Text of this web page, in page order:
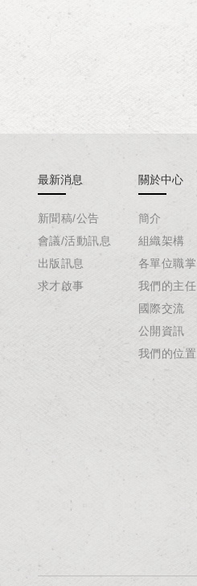
最新消息
新聞稿/公告
會議/活動訊息
出版訊息
求才啟事
關於中心
簡介
組織架構
各單位職掌
我們的主任
國際交流
公開資訊
我們的位置